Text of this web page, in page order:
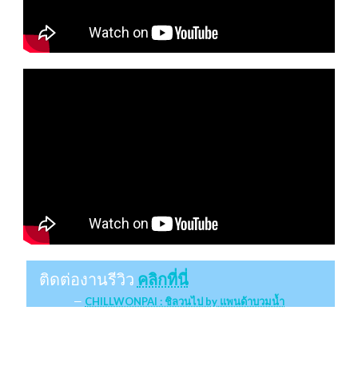
ติดต่องานรีวิว คลิกที่นี่
CHILLWONPAI : ชิลวนไป by แพนด้าบวมน้ำ